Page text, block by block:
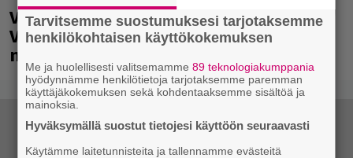
Valtava Yle 100 vuotta -tapahtuma
Veikkaus Arenalla syyskuussa – muista
myös metalliklassikot-konsertti
Tarvitsemme suostumuksesi tarjotaksemme
henkilökohtaisen käyttökokemuksen
Me ja huolellisesti valitsemamme89 teknologiakumppania
hyödynnämme henkilötietoja tarjotaksemme paremman
käyttäjäkokemuksen sekä kohdentaaksemme sisältöä ja
mainoksia.
Hyväksymällä suostut tietojesi käyttöön seuraavasti
Käytämme laitetunnisteita ja tallennamme evästeitä